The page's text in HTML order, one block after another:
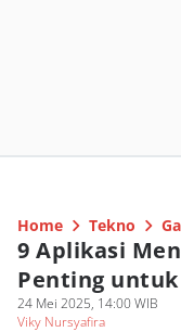
Home Tekno
9 Aplikasi
Penting
24 Mei 2025, 14:00 WIB
Viky Nursyafira